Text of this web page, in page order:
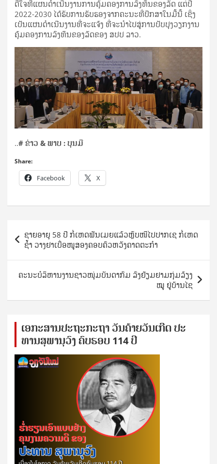
ດີໃຈທີ່ແຜນດໍາເນີນງານການຄຸ້ມຄອງການລົງທຶນຂອງລັດ ແຕ່ປີ
2022-2030 ໄດ້ຮັບການຮັບຮອງຈາກຄະນະທີ່ປຶກສາໃນມື້ນີ້ ເຊິ່ງ
ເປັນແຜນດໍາເນີນງານທີ່ຈະແຈ້ງ ທີ່ຈະນໍາໄປສູ່ການປັບປຸງວຽກງານ
ຄຸ້ມຄອງການລົງທຶນຂອງລັດຂອງ ສປປ ລາວ.
..# ຂ່າວ & ພາບ : ບຸນມີ
Share:
Facebook X
navigation
ຊາຍອາຍຸ 58 ປີ ກໍ່ເຫດຟັນເມຍແລ້ວຫຼົບໜີໄປປາກເຊ ກໍ່ເຫດ
ຊໍ້າ ວາງຢາເບື່ອໜູສອງຄອບຄົວຫວັງຄາດຕະກຳ
ຄະນະບໍລິຫານງານຊາວໜຸ່ມບັນດາກົມ ລົງຢ້ຽມຢາມກຸ່ມລ້ຽງ
ໝູ ຢູ່ບ້ານໄຊ
ເອ​ກະ​ສານ​ປະ​ຖະ​ກະ​ຖ​າ ວັນ​ຄ້າຍ​ວັນ​ເກີດ ປ​ະ​
ທານ​ສຸ​ພາ​ນຸ​ວົງ ຄົບ​ຮອບ 114 ປີ